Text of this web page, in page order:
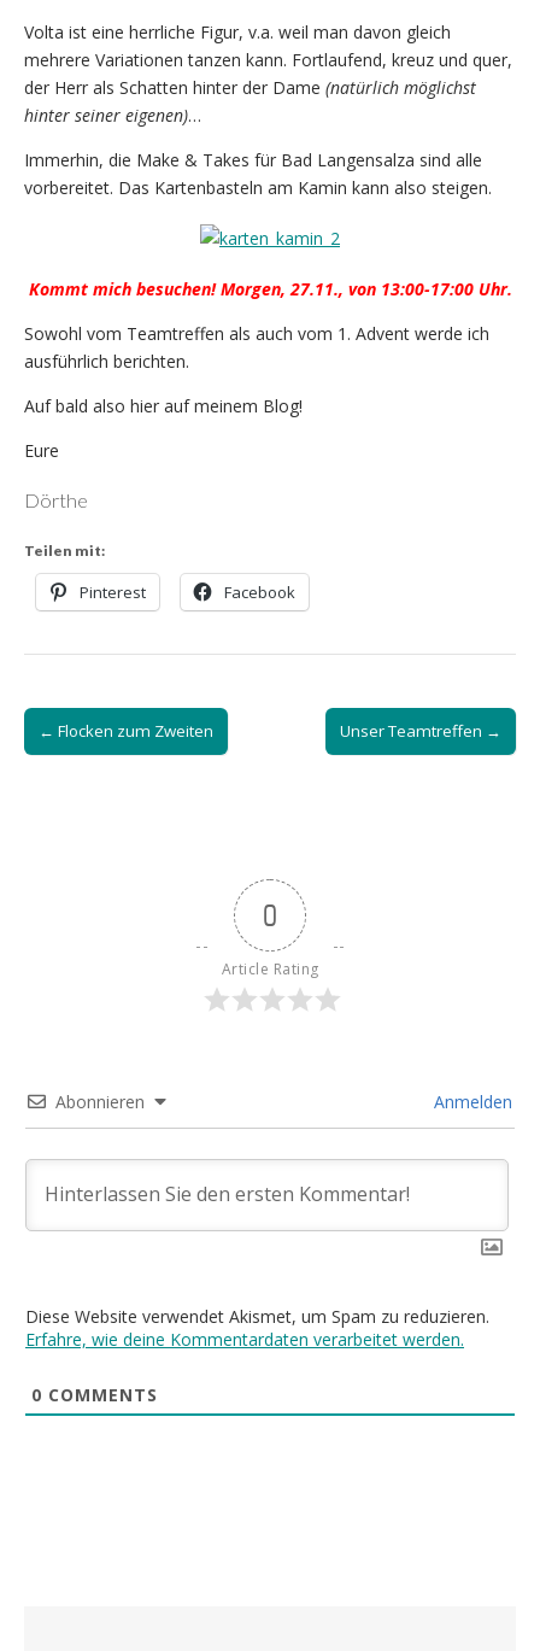
Volta ist eine herrliche Figur, v.a. weil man davon gleich
mehrere Variationen tanzen kann. Fortlaufend, kreuz und quer,
der Herr als Schatten hinter der Dame (natürlich möglichst
hinter seiner eigenen)…
Immerhin, die Make & Takes für Bad Langensalza sind alle
vorbereitet. Das Kartenbasteln am Kamin kann also steigen.
Kommt mich besuchen! Morgen, 27.11., von 13:00-17:00 Uhr.
Sowohl vom Teamtreffen als auch vom 1. Advent werde ich
ausführlich berichten.
Auf bald also hier auf meinem Blog!
Eure
Dörthe
Teilen mit:
Pinterest Facebook
Post
navigation
← Flocken zum Zweiten Unser Teamtreffen →
0
Article Rating
Abonnieren Anmelden
Diese Website verwendet Akismet, um Spam zu reduzieren.
Erfahre, wie deine Kommentardaten verarbeitet werden.
0 COMMENTS